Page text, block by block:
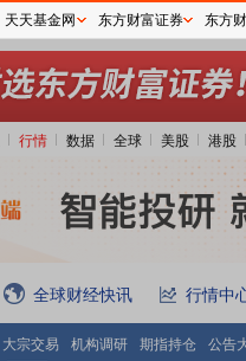
行情 数据 全球 美股 港股
全球财经快讯 行情中
大宗交易 机构调研 期指持仓
公告
天天基金网 东方财富证券 东方